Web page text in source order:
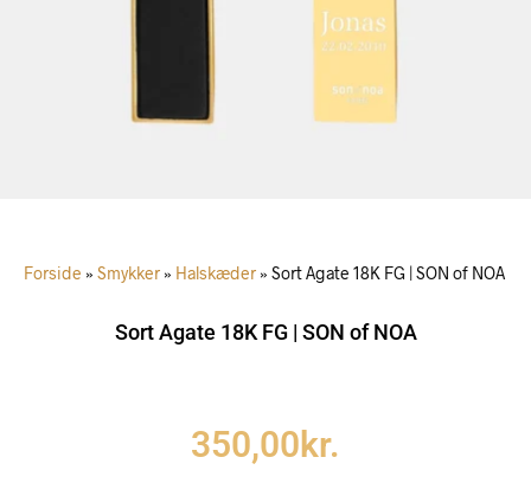
Forside » Smykker » Halskæder » Sort Agate 18K FG | SON of NOA
Sort Agate 18K FG | SON of NOA
350,00kr.